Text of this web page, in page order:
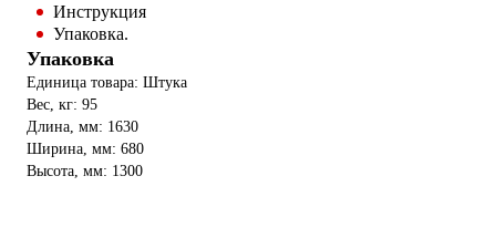
Инструкция
Упаковка.
Упаковка
Единица товара: Штука
Вес, кг: 95
Длина, мм: 1630
Ширина, мм: 680
Высота, мм: 1300